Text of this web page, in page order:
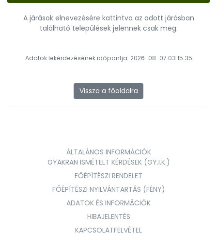
A járások elnevezésére kattintva az adott járásban
található települések jelennek csak meg.
Adatok lekérdezésének időpontja: 2026-08-07 03:15:35
Vissza a főoldalra
ÁLTALÁNOS INFORMÁCIÓK
GYAKRAN ISMÉTELT KÉRDÉSEK (GY.I.K.)
FŐÉPÍTÉSZI RENDELET
FŐÉPÍTÉSZI NYILVÁNTARTÁS (FÉNY)
ADATOK ÉS INFORMÁCIÓK
HIBAJELENTÉS
KAPCSOLATFELVÉTEL